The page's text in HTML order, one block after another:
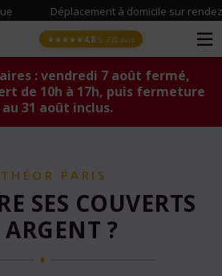
: vendredi 7 août fermé,
de 10h à 17h, puis fermeture
au 31 août inclus.
à domicile sur rendez-vous ·
★★★★★4,8/5 · 220 avis
PARIS
SES COUVERTS
ARGENT ?